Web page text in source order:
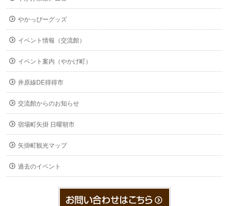
やかっぴーグッズ
イベント情報（交流館）
イベント案内（やかげ町）
井原線DE得得市
交流館からのお知らせ
宿場町矢掛 日曜朝市
矢掛町観光マップ
過去のイベント